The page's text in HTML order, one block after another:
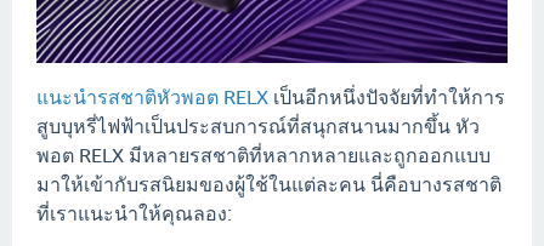
แนะนำรสชาติหัวพอต RELX เป็นอีกหนึ่งปัจจัยที่ทำให้การ
สูบบุหรี่ไฟฟ้าเป็นประสบการณ์ที่สนุกสนานมากขึ้น หัว
พอต RELX มีหลายรสชาติที่หลากหลายและถูกออกแบบ
มาให้เข้ากับรสนิยมของผู้ใช้ในแต่ละคน นี่คือบางรสชาติ
ที่เราแนะนำให้คุณลอง: